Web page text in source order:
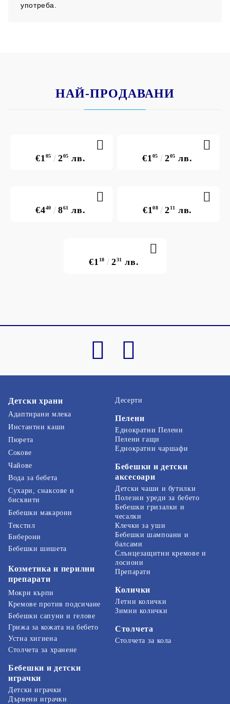
употреба.
НАЙ-ПРОДАВАНИ
€105 205 лв. €105 205 лв.
€440 861 лв. €108 211 лв.
€1 18 231 лв.
Детски храни
Адаптирани млека
Инстантни каши
Пюрета
Сокове
Чайове
Вода за бебета
Сухари, снаксове и
бисквити
Бебешки макарони
Десерти
Пелени
Еднократни Пелени
Пелени гащи
Еднократни чаршафи
Бебешки и детски
аксесоари
Детски чаши и бутилки
Полезни уреди за бебето
Бебешки гризалки и
чесалки
Текстил
Биберони
Бебешки шишета
Козметика и перилни
препарати
Мокри кърпи
Кремове против подсичане
Бебешки сапуни и гелове
Грижа за кожата на бебето
Устна хигиена
Клечки за уши
Бебешки шампоани и
балсами
Слънцезащитни кремове и
лосиони
Препарати
Колички
Летни колички
Зимни колички
Столчета
Столчета за кола
Столчета за хранене
Бебешки и детски
играчки
Детски играчки
Дървени играчки